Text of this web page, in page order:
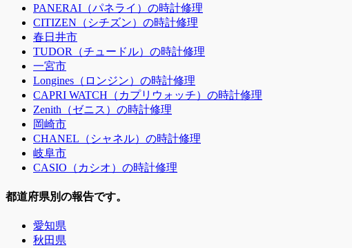
PANERAI（パネライ）の時計修理
CITIZEN（シチズン）の時計修理
春日井市
TUDOR（チュードル）の時計修理
一宮市
Longines（ロンジン）の時計修理
CAPRI WATCH（カプリウォッチ）の時計修理
Zenith（ゼニス）の時計修理
岡崎市
CHANEL（シャネル）の時計修理
岐阜市
CASIO（カシオ）の時計修理
都道府県別の報告です。
愛知県
秋田県